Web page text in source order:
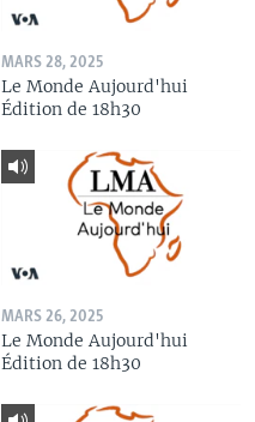
MARS 28, 2025
Le Monde Aujourd'hui
Édition de 18h30
MARS 26, 2025
Le Monde Aujourd'hui
Édition de 18h30